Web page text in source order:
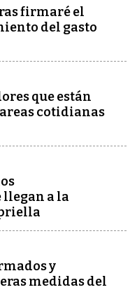
firmaré el
del gasto
que están
cotidianas
a la
y
medidas del